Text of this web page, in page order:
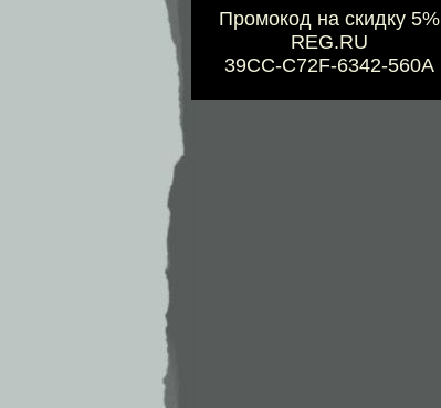
Промокод на скидку 5%
REG.RU
39CC-C72F-6342-560A